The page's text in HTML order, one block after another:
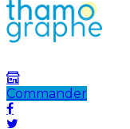
Commander